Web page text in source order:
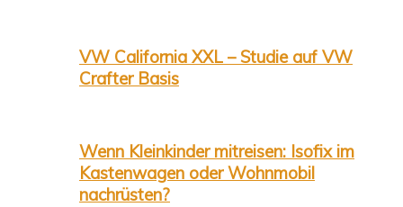
VW California XXL – Studie auf VW
Crafter Basis
Wenn Kleinkinder mitreisen: Isofix im
Kastenwagen oder Wohnmobil
nachrüsten?